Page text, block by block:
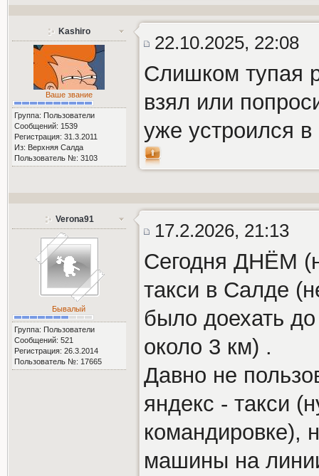
Kashiro
Ваше звание
Группа: Пользователи
Сообщений: 1539
Регистрация: 31.3.2011
Из: Верхняя Салда
Пользователь №: 3103
22.10.2025, 22:08
Слишком тупая
взял или
уже устроился в
Verona91
Бывалый
Группа: Пользователи
Сообщений: 521
Регистрация: 26.3.2014
Пользователь №: 17665
17.2.2026, 21:13
Сегодня ДНЁМ
такси в Салде
было доехать
около 3 км) .
Давно не
яндекс - такси
командировке),
машины на